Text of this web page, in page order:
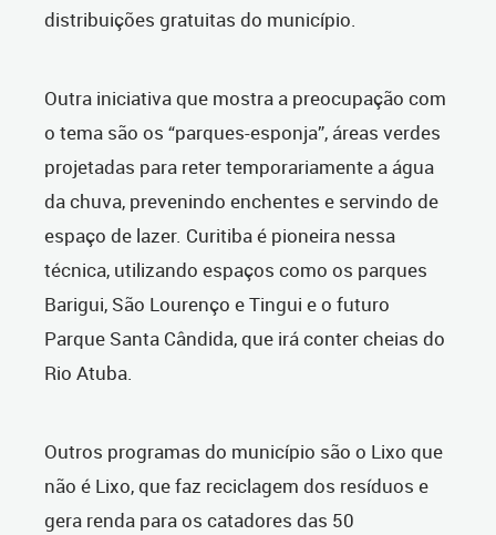
distribuições gratuitas do município.
Outra iniciativa que mostra a preocupação com
o tema são os “parques-esponja”, áreas verdes
projetadas para reter temporariamente a água
da chuva, prevenindo enchentes e servindo de
espaço de lazer. Curitiba é pioneira nessa
técnica, utilizando espaços como os parques
Barigui, São Lourenço e Tingui e o futuro
Parque Santa Cândida, que irá conter cheias do
Rio Atuba.
Outros programas do município são o Lixo que
não é Lixo, que faz reciclagem dos resíduos e
gera renda para os catadores das 50